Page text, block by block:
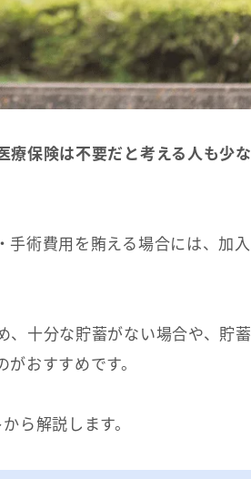
療保険は不要だと考える人も少な
手術費用を賄える場合には、加入
、十分な貯蓄がない場合や、貯蓄
おすすめです。
ら解説します。